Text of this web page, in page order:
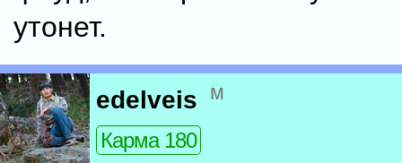
утонет.
edelveis м
Карма 180